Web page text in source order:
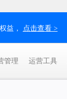
益， 点击查看 >
管理 运营工具